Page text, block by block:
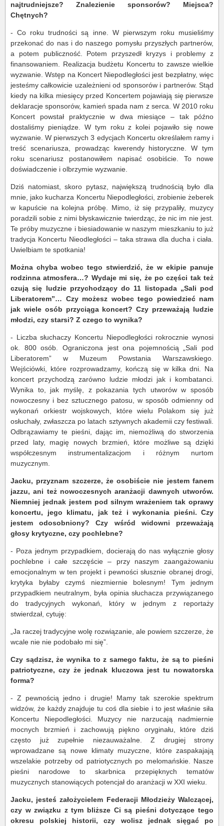
najtrudniejsze? Znalezienie sponsorów? Miejsca?
Chętnych?
- Co roku trudności są inne. W pierwszym roku musieliśmy
przekonać do nas i do naszego pomysłu przyszłych partnerów,
a potem publiczność. Potem przyszedł kryzys i problemy z
finansowaniem. Realizacja budżetu Koncertu to zawsze wielkie
wyzwanie. Wstęp na Koncert Niepodległości jest bezpłatny, więc
jesteśmy całkowicie uzależnieni od sponsorów i partnerów. Stąd
kiedy na kilka miesięcy przed Koncertem pojawiają się pierwsze
deklaracje sponsorów, kamień spada nam z serca. W 2010 roku
Koncert powstał praktycznie w dwa miesiące – tak późno
dostaliśmy pieniądze. W tym roku z kolei pojawiło się nowe
wyzwanie. W pierwszych 3 edycjach Koncertu określałem ramy i
treść scenariusza, prowadząc kwerendy historyczne. W tym
roku scenariusz postanowiłem napisać osobiście. To nowe
doświadczenie i olbrzymie wyzwanie.
Dziś natomiast, skoro pytasz, największą trudnością było dla
mnie, jako kucharza Koncertu Niepodległości, zrobienie żeberek
w kapuście na kolejna próbę. Mimo, iż się przypaliły, muzycy
poradzili sobie z nimi błyskawicznie twierdząc, że nic im nie jest.
Te próby muzyczne i biesiadowanie w naszym mieszkaniu to już
tradycja Koncertu Nieodległości – taka strawa dla ducha i ciała.
Uwielbiam te spotkania!
Można chyba wobec tego stwierdzić, że w ekipie panuje
rodzinna atmosfera…? Wydaje mi się, że po części tak też
czują się ludzie przychodzący do 11 listopada „Sali pod
Liberatorem”… Czy możesz wobec tego powiedzieć nam
jak wiele osób przyciąga koncert? Czy przeważają ludzie
młodzi, czy starsi? Z czego to wynika?
- Liczba słuchaczy Koncertu Niepodległości rokrocznie wynosi
ok. 800 osób. Ograniczona jest ona pojemnością „Sali pod
Liberatorem” w Muzeum Powstania Warszawskiego.
Wejściówki, które rozprowadzamy, kończą się w kilka dni. Na
koncert przychodzą zarówno ludzie młodzi jak i kombatanci.
Wynika to, jak myślę, z pokazania tych utworów w sposób
nowoczesny i bez sztucznego patosu, w sposób odmienny od
wykonań orkiestr wojskowych, które wielu Polakom się już
osłuchały, zwłaszcza po latach sztywnych akademii czy festiwali.
Odbrązawiamy te pieśni, dając im, niemożliwą do stworzenia
przed laty, magię nowych brzmień, które możliwe są dzięki
współczesnym instrumentalizacjom i różnym nurtom
muzycznym.
Jacku, przyznam szczerze, że osobiście nie jestem fanem
jazzu, ani też nowoczesnych aranżacji dawnych utworów.
Niemniej jednak jestem pod silnym wrażeniem tak oprawy
koncertu, jego klimatu, jak też i wykonania pieśni. Czy
jestem odosobniony? Czy wśród widowni przeważają
głosy krytyczne, czy pochlebne?
- Poza jednym przypadkiem, docierają do nas wyłącznie głosy
pochlebne i całe szczęście – przy naszym zaangażowaniu
emocjonalnym w ten projekt i pewności słusznie obranej drogi,
krytyka byłaby czymś niezmiernie bolesnym! Tym jednym
przypadkiem neutralnym, była opinia słuchacza przywiązanego
do tradycyjnych wykonań, który w jednym z reportaży
stwierdzał, cytuję:
„Ja raczej tradycyjne wolę rozwiązanie, ale powiem szczerze, że
wcale nie nie podobało mi się”.
Czy sądzisz, że wynika to z samego faktu, że są to pieśni
patriotyczne, czy że jednak kluczowa jest tu nowatorska
forma?
- Z pewnością jedno i drugie! Mamy tak szerokie spektrum
widzów, że każdy znajduje tu coś dla siebie i to jest właśnie siła
Koncertu Niepodległości. Muzycy nie narzucają nadmiernie
mocnych brzmień i zachowują piękno oryginału, które dziś
często już zupełnie niezauważalne. Z drugiej strony
wprowadzane są nowe klimaty muzyczne, które zaspakajają
wszelakie potrzeby od patriotycznych po melomańskie. Nasze
pieśni narodowe to skarbnica przepięknych tematów
muzycznych stanowiących potencjał do aranżacji w XXI wieku.
Jacku, jesteś założycielem Federacji Młodzieży Walczącej,
czy w związku z tym bliższe Ci są pieśni dotyczące tego
okresu polskiej historii, czy wolisz jednak sięgać po